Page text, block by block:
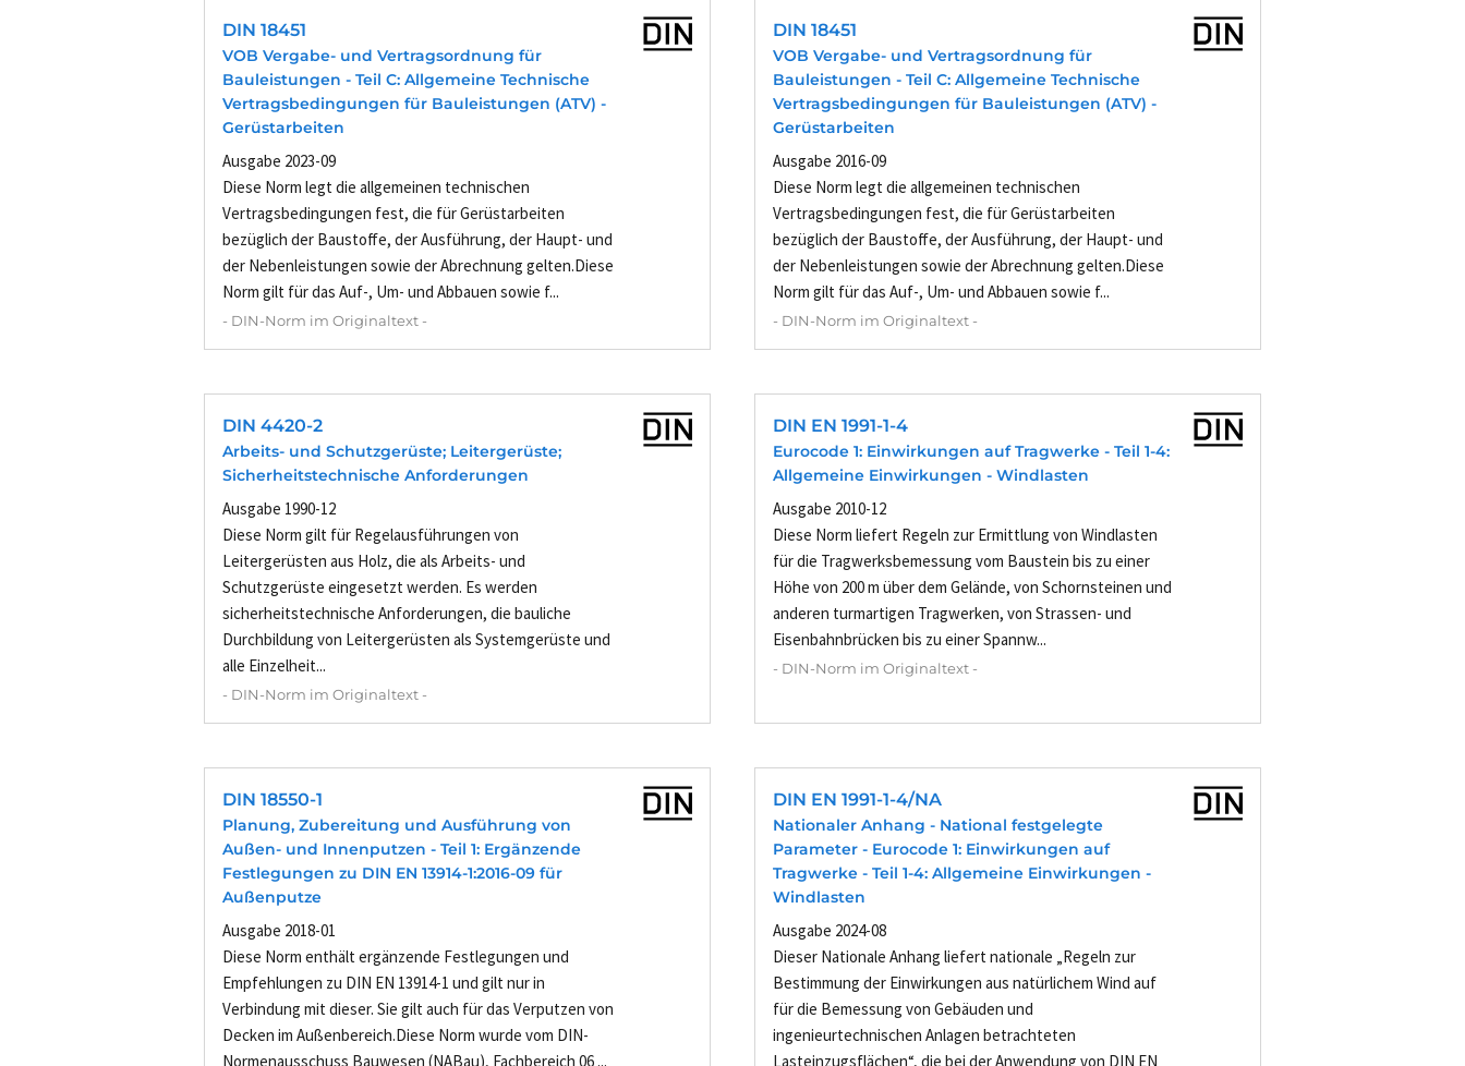
DIN 18451
VOB Vergabe- und Vertragsordnung für
Bauleistungen - Teil C: Allgemeine Technische
Vertragsbedingungen für Bauleistungen (ATV) -
Gerüstarbeiten
Ausgabe 2023-09
Diese Norm legt die allgemeinen technischen
Vertragsbedingungen fest, die für Gerüstarbeiten
bezüglich der Baustoffe, der Ausführung, der Haupt- und
der Nebenleistungen sowie der Abrechnung gelten.Diese
Norm gilt für das Auf-, Um- und Abbauen sowie f...
- DIN-Norm im Originaltext -
DIN 18451
VOB Vergabe- und Vertragsordnung für
Bauleistungen - Teil C: Allgemeine Technische
Vertragsbedingungen für Bauleistungen (ATV) -
Gerüstarbeiten
Ausgabe 2016-09
Diese Norm legt die allgemeinen technischen
Vertragsbedingungen fest, die für Gerüstarbeiten
bezüglich der Baustoffe, der Ausführung, der Haupt- und
der Nebenleistungen sowie der Abrechnung gelten.Diese
Norm gilt für das Auf-, Um- und Abbauen sowie f...
- DIN-Norm im Originaltext -
DIN 4420-2
Arbeits- und Schutzgerüste; Leitergerüste;
Sicherheitstechnische Anforderungen
Ausgabe 1990-12
Diese Norm gilt für Regelausführungen von
Leitergerüsten aus Holz, die als Arbeits- und
Schutzgerüste eingesetzt werden. Es werden
sicherheitstechnische Anforderungen, die bauliche
Durchbildung von Leitergerüsten als Systemgerüste und
alle Einzelheit...
- DIN-Norm im Originaltext -
DIN EN 1991-1-4
Eurocode 1: Einwirkungen auf Tragwerke - Teil 1-4:
Allgemeine Einwirkungen - Windlasten
Ausgabe 2010-12
Diese Norm liefert Regeln zur Ermittlung von Windlasten
für die Tragwerksbemessung vom Baustein bis zu einer
Höhe von 200 m über dem Gelände, von Schornsteinen und
anderen turmartigen Tragwerken, von Strassen- und
Eisenbahnbrücken bis zu einer Spannw...
- DIN-Norm im Originaltext -
DIN 18550-1
Planung, Zubereitung und Ausführung von
Außen- und Innenputzen - Teil 1: Ergänzende
Festlegungen zu DIN EN 13914-1:2016-09 für
Außenputze
Ausgabe 2018-01
Diese Norm enthält ergänzende Festlegungen und
Empfehlungen zu DIN EN 13914-1 und gilt nur in
Verbindung mit dieser. Sie gilt auch für das Verputzen von
Decken im Außenbereich.Diese Norm wurde vom DIN-
Normenausschuss Bauwesen (NABau), Fachbereich 06 ...
DIN EN 1991-1-4/NA
Nationaler Anhang - National festgelegte
Parameter - Eurocode 1: Einwirkungen auf
Tragwerke - Teil 1-4: Allgemeine Einwirkungen -
Windlasten
Ausgabe 2024-08
Dieser Nationale Anhang liefert nationale „Regeln zur
Bestimmung der Einwirkungen aus natürlichem Wind auf
für die Bemessung von Gebäuden und
ingenieurtechnischen Anlagen betrachteten
Lasteinzugsflächen“, die bei der Anwendung von DIN EN